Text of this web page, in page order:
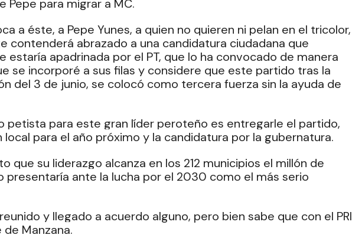
Pepe para migrar a MC.
a éste, a Pepe Yunes, a quien no quieren ni pelan en el tricolor,
contenderá abrazado a una candidatura ciudadana que
estaría apadrinada por el PT, que lo ha convocado de manera
se incorporé a sus filas y considere que este partido tras la
del 3 de junio, se colocó como tercera fuerza sin la ayuda de
petista para este gran líder peroteño es entregarle el partido,
local para el año próximo y la candidatura por la gubernatura.
que su liderazgo alcanza en los 212 municipios el millón de
presentaría ante la lucha por el 2030 como el más serio
y llegado a acuerdo alguno, pero bien sabe que con el PRI
Manzana.